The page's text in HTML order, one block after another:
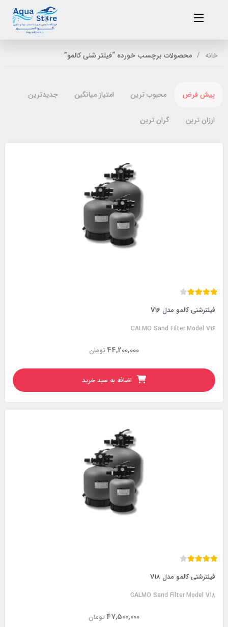
خانه محصولات برچسب خورده “فیلتر شنی کالمو”
پیش فرض محبوب ترین امتیاز میانگین جدیدترین
ارزان ترین گران ترین
فیلترشنی کالمو مدل V16
CALMO Sand Filter Model V16
تومان44,200,000
اضافه به سبد خرید
فیلترشنی کالمو مدل V18
CALMO Sand Filter Model V18
تومان47,500,000